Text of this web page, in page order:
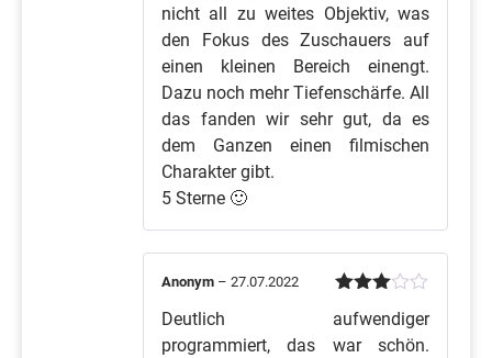
nicht all zu weites Objektiv, was
den Fokus des Zuschauers auf
einen kleinen Bereich einengt.
Dazu noch mehr Tiefenschärfe. All
das fanden wir sehr gut, da es
dem Ganzen einen filmischen
Charakter gibt.
5 Sterne 🙂
mit3
von 5
Anonym – 27.07.2022
Deutlich aufwendiger
programmiert, das war schön.